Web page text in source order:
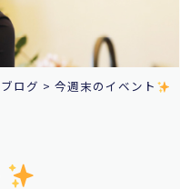
ブログ >今週末のイベント